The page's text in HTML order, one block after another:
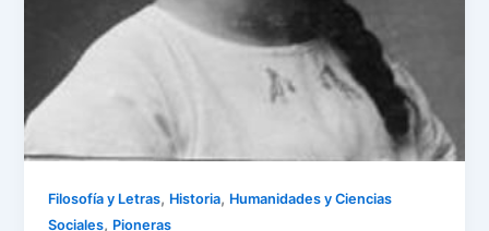
Filosofía y Letras, Historia, Humanidades y Ciencias
Sociales, Pioneras